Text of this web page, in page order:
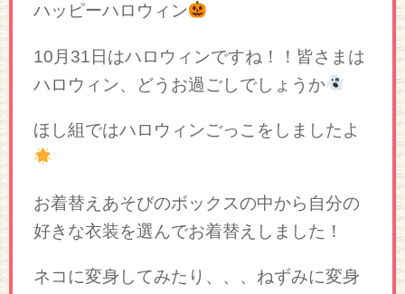
ハッピーハロウィン
10月31日はハロウィンですね！！皆さまは
ハロウィン、どうお過ごしでしょうか
ほし組ではハロウィンごっこをしましたよ
お着替えあそびのボックスの中から自分の
好きな衣装を選んでお着替えしました！
ネコに変身してみたり、、、ねずみに変身